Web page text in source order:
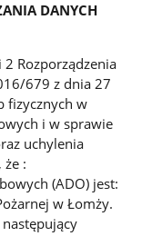
DANYCH
Rozporządzenia
679 z dnia 27
fizycznych w
i w sprawie
uchylenia
:
(ADO) jest:
w Łomży.